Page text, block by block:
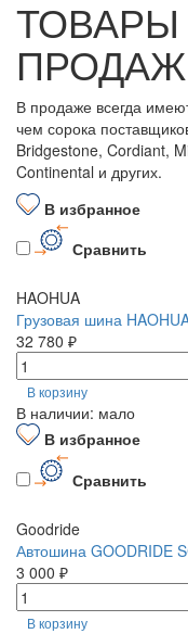
ПРОДАЖ
В продаже всегда
чем сорока
Bridgestone, Cordiant,
Continental и других.
В избранное
Сравнить
HAOHUA
Грузовая шина
32 780 ₽
В корзину
В наличии: мало
В избранное
Сравнить
Goodride
Автошина GOODRIDE
3 000 ₽
В корзину